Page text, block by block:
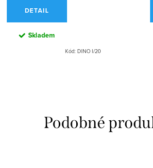
DETAIL
Skladem
Kód: DINO I/20